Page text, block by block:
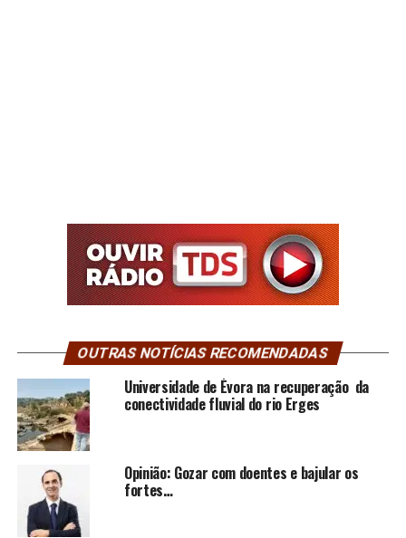
OUTRAS NOTÍCIAS RECOMENDADAS
Universidade de Évora na recuperação da
conectividade fluvial do rio Erges
Opinião: Gozar com doentes e bajular os
fortes…